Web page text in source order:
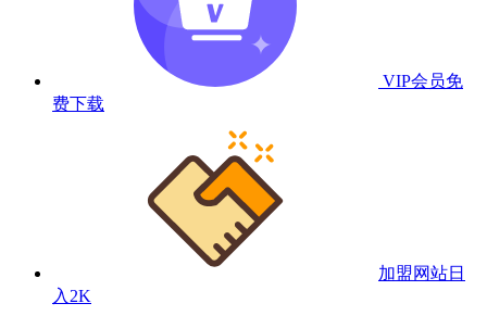
VIP会员免
费下载
加盟网站日
入2K